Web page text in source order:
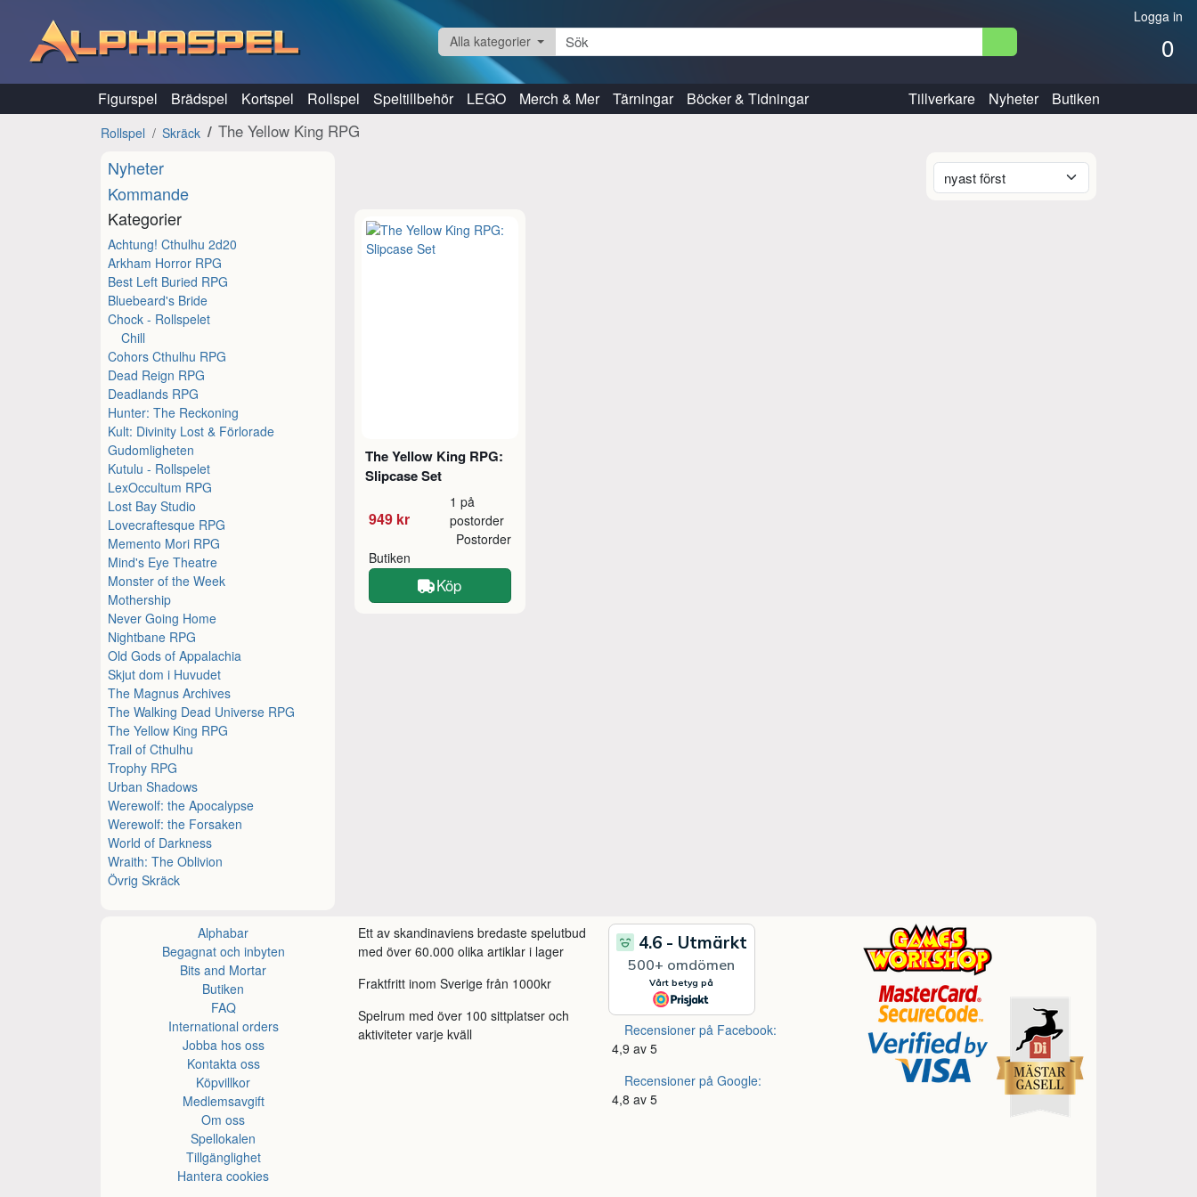
Logga in
0
Alla kategorier
Figurspel Brädspel Kortspel Rollspel Speltillbehör LEGO Merch & Mer Tärningar Böcker & Tidningar Tillverkare Nyheter Butiken
Rollspel Skräck The Yellow King RPG
Nyheter
Kommande
Kategorier
Achtung! Cthulhu 2d20
Arkham Horror RPG
Best Left Buried RPG
Bluebeard's Bride
Chock - Rollspelet
Chill
Cohors Cthulhu RPG
Dead Reign RPG
Deadlands RPG
Hunter: The Reckoning
Kult: Divinity Lost & Förlorade
Gudomligheten
Kutulu - Rollspelet
LexOccultum RPG
Lost Bay Studio
Lovecraftesque RPG
Memento Mori RPG
Mind's Eye Theatre
Monster of the Week
Mothership
Never Going Home
Nightbane RPG
Old Gods of Appalachia
Skjut dom i Huvudet
The Magnus Archives
The Walking Dead Universe RPG
The Yellow King RPG
Trail of Cthulhu
Trophy RPG
Urban Shadows
Werewolf: the Apocalypse
Werewolf: the Forsaken
World of Darkness
Wraith: The Oblivion
Övrig Skräck
The Yellow King RPG:
Slipcase Set
949 kr
1 på
postorder
Butiken
Postorder
Köp
Alphabar
Begagnat och inbyten
Bits and Mortar
Butiken
FAQ
International orders
Jobba hos oss
Kontakta oss
Köpvillkor
Medlemsavgift
Om oss
Spellokalen
Tillgänglighet
Hantera cookies
Ett av skandinaviens bredaste spelutbud
med över 60.000 olika artiklar i lager
Fraktfritt inom Sverige från 1000kr
Spelrum med över 100 sittplatser och
aktiviteter varje kväll
Recensioner på Facebook:
4,9 av 5
Recensioner på Google:
4,8 av 5